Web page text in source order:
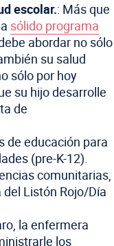
escolar.: Más que
sólido programa
abordar no sólo
su salud
sólo por hoy
su hijo desarrolle
de
de educación para
(pre-K-12).
comunitarias,
Listón Rojo/Día
la enfermera
los